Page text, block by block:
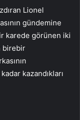
Lionel
gündemine
karede görünen iki
birebir
kazandıkları